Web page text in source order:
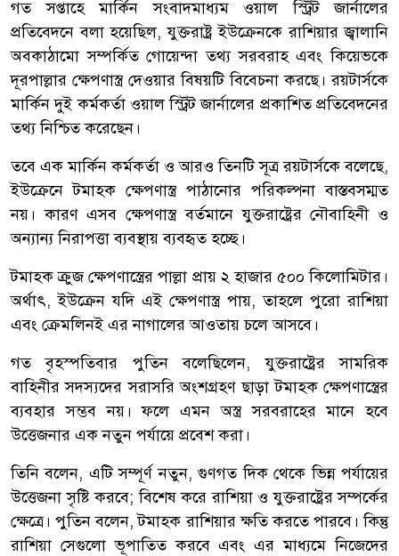
গত সপ্তাহে মার্কিন সংবাদমাধ্যম ওয়াল স্ট্রিট জার্নালের
প্রতিবেদনে বলা হয়েছিল, যুক্তরাষ্ট্র ইউক্রেনকে রাশিয়ার জ্বালানি
অবকাঠামো সম্পর্কিত গোয়েন্দা তথ্য সরবরাহ এবং কিয়েভকে
দূরপাল্লার ক্ষেপণাস্ত্র দেওয়ার বিষয়টি বিবেচনা করছে। রয়টার্সকে
মার্কিন দুই কর্মকর্তা ওয়াল স্ট্রিট জার্নালের প্রকাশিত প্রতিবেদনের
তথ্য নিশ্চিত করেছেন।
তবে এক মার্কিন কর্মকর্তা ও আরও তিনটি সূত্র রয়টার্সকে বলেছে,
ইউক্রেনে টমাহক ক্ষেপণাস্ত্র পাঠানোর পরিকল্পনা বাস্তবসম্মত
নয়। কারণ এসব ক্ষেপণাস্ত্র বর্তমানে যুক্তরাষ্ট্রের নৌবাহিনী ও
অন্যান্য নিরাপত্তা ব্যবস্থায় ব্যবহৃত হচ্ছে।
টমাহক ক্রুজ ক্ষেপণাস্ত্রের পাল্লা প্রায় ২ হাজার ৫০০ কিলোমিটার।
অর্থাৎ, ইউক্রেন যদি এই ক্ষেপণাস্ত্র পায়, তাহলে পুরো রাশিয়া
এবং ক্রেমলিনই এর নাগালের আওতায় চলে আসবে।
গত বৃহস্পতিবার পুতিন বলেছিলেন, যুক্তরাষ্ট্রের সামরিক
বাহিনীর সদস্যদের সরাসরি অংশগ্রহণ ছাড়া টমাহক ক্ষেপণাস্ত্রের
ব্যবহার সম্ভব নয়। ফলে এমন অস্ত্র সরবরাহের মানে হবে
উত্তেজনার এক নতুন পর্যায়ে প্রবেশ করা।
তিনি বলেন, এটি সম্পূর্ণ নতুন, গুণগত দিক থেকে ভিন্ন পর্যায়ের
উত্তেজনা সৃষ্টি করবে; বিশেষ করে রাশিয়া ও যুক্তরাষ্ট্রের সম্পর্কের
ক্ষেত্রে। পুতিন বলেন, টমাহক রাশিয়ার ক্ষতি করতে পারবে। কিন্তু
রাশিয়া সেগুলো ভূপাতিত করবে এবং এর মাধ্যমে নিজেদের